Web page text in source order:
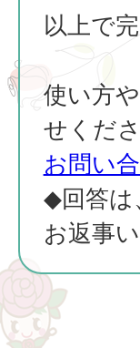
以上で
使い方
せくださ
お問い
◆回答は
お返事